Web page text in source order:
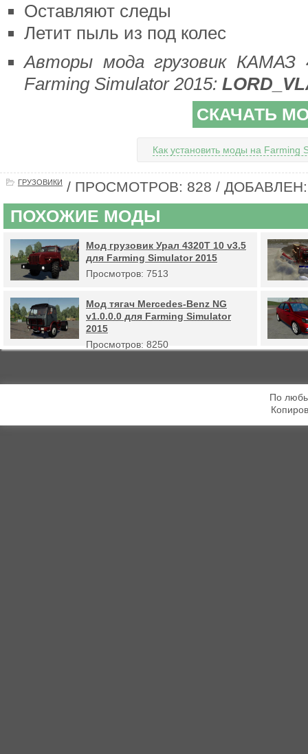
Оставляют следы
Летит пыль из под колес
Авторы мода грузовик КАМАЗ
Farming Simulator 2015:
СКАЧАТЬ
Как установить моды на Farming
ГРУЗОВИКИ / ПРОСМОТРОВ: 828 / ДОБАВЛЕН:
ПОХОЖИЕ МОДЫ
Мод грузовик Урал 4320Т 10 v3.5
для Farming Simulator 2015
Просмотров: 7513
Мод тягач Mercedes-Benz NG
v1.0.0.0 для Farming Simulator
2015
Просмотров: 8250
По